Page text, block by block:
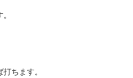
ちます。